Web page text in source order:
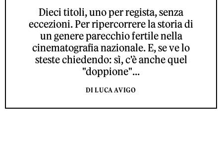
Dieci titoli, uno per regista, senza
eccezioni. Per ripercorrere la storia di
un genere parecchio fertile nella
cinematografia nazionale. E, se ve lo
steste chiedendo: sì, c'è anche quel
"doppione"...
DI LUCA AVIGO